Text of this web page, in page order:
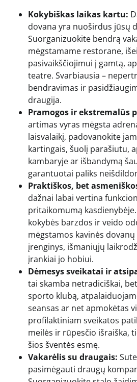
Kokybiškas laikas kartu:
dovana yra nuoširdus jūsų
Suorganizuokite bendrą
mėgstamame restorane,
pasivaikščiojimui į gamtą,
teatre. Svarbiausia –
bendravimas ir
draugija.
Pramogos ir ekstremalūs
artimas vyras mėgsta
laisvalaikį, padovanokite
kartingais, šuolį parašiutu,
kambaryje ar išbandymą
garantuotai paliks
Praktiškos, bet
dažnai labai vertina
pritaikomumą
kokybės barzdos ir veido
mėgstamos kavinės
įrenginys, išmaniųjų
įrankiai jo hobiui.
Dėmesys sveikatai ir
tai skamba netradiciškai,
sporto klubą,
seansas ar net apmokėtas
profilaktiniam sveikatos
meilės ir rūpesčio išraiška,
šios šventės esmę.
Vakarėlis su draugais:
pasimėgauti draugų